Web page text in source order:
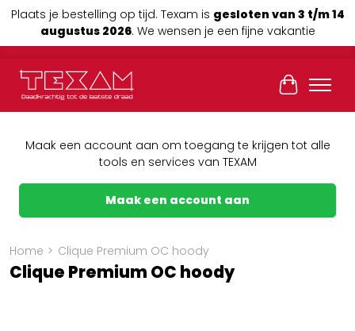
Plaats je bestelling op tijd. Texam is gesloten van 3 t/m 14
augustus 2026. We wensen je een fijne vakantie
Maak een account aan om toegang te krijgen tot alle
tools en services van TEXAM
Maak een account aan
Home > Clique Premium OC hoody
Clique Premium OC hoody